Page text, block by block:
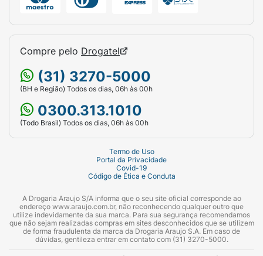
Compre pelo Drogatel
(31) 3270-5000
(BH e Região) Todos os dias, 06h às 00h
0300.313.1010
(Todo Brasil) Todos os dias, 06h às 00h
Termo de Uso
Portal da Privacidade
Covid-19
Código de Ética e Conduta
A Drogaria Araujo S/A informa que o seu site oficial corresponde ao
endereço www.araujo.com.br, não reconhecendo qualquer outro que
utilize indevidamente da sua marca. Para sua segurança recomendamos
que não sejam realizadas compras em sites desconhecidos que se utilizem
de forma fraudulenta da marca da Drogaria Araujo S.A. Em caso de
dúvidas, gentileza entrar em contato com (31) 3270-5000.